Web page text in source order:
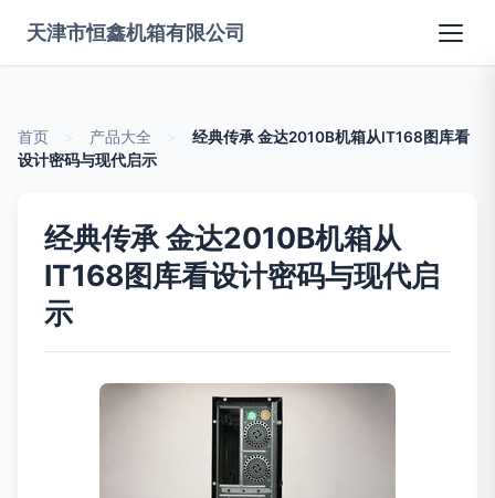
天津市恒鑫机箱有限公司
首页 产品大全
经典传承 金达2010B机箱从IT168图库看
设计密码与现代启示
经典传承 金达2010B机箱从
IT168图库看设计密码与现代启
示